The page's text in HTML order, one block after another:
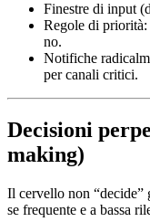
Finestre di input
Regole di priorità:
no.
Notifiche
per canali critici.
Decisioni
making)
Il cervello non “decide”
se frequente e a bassa